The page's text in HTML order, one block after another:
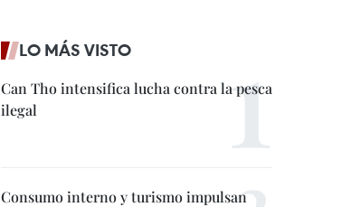
LO MÁS VISTO
Can Tho intensifica lucha contra la pesca
ilegal
Consumo interno y turismo impulsan